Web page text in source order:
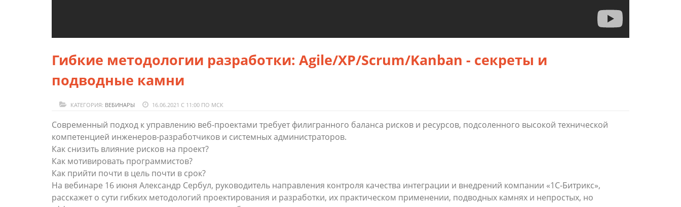
Гибкие методологии разработки: Agile/XP/Scrum/Kanban - секреты и
подводные камни
КАТЕГОРИЯ: ВЕБИНАРЫ 16.06.2021 С 11:00 ПО МСК
Современный подход к управлению веб-проектами требует филигранного баланса рисков и ресурсов, подсоленного высокой технической
компетенцией инженеров-разработчиков и системных администраторов.
Как снизить влияние рисков на проект?
Как мотивировать программистов?
Как прийти почти в цель почти в срок?
На вебинаре 16 июня Александр Сербул, руководитель направления контроля качества интеграции и внедрений компании «1С-Битрикс»,
расскажет о сути гибких методологий проектирования и разработки, их практическом применении, подводных камнях и непростых, но